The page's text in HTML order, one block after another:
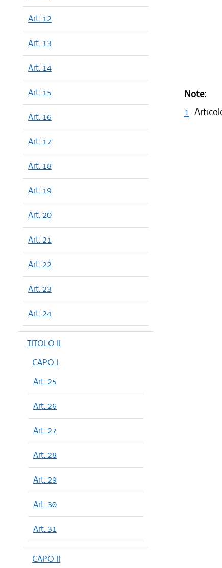
Art. 12
Art. 13
Art. 14
Art. 15
Art. 16
Art. 17
Art. 18
Art. 19
Art. 20
Art. 21
Art. 22
Art. 23
Art. 24
TITOLO II
CAPO I
Art. 25
Art. 26
Art. 27
Art. 28
Art. 29
Art. 30
Art. 31
CAPO II
Note:
1